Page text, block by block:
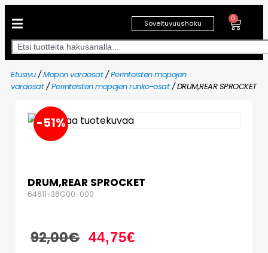
Soveltuvuushaku
0
Etusivu/Mopon varaosat/Perinteisten mopojen
varaosat/Perinteisten mopojen runko-osat/ DRUM,REAR SPROCKET
-51%
DRUM,REAR SPROCKET
64611-36G00-000
92,00€ 44,75€